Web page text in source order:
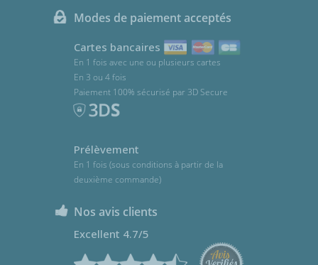
Modes de paiement acceptés
Cartes bancaires
En 1 fois avec une ou plusieurs cartes
En 3 ou 4 fois
Paiement 100% sécurisé par 3D Secure
Prélèvement
En 1 fois (sous conditions à partir de la
deuxième commande)
Nos avis clients
Excellent 4.7/5